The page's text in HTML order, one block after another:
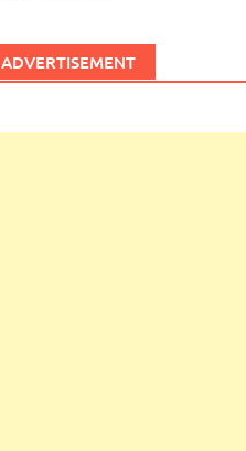
ADVERTISEMENT